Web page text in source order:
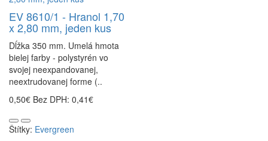
EV 8610/1 - Hranol 1,70
x 2,80 mm, jeden kus
Dĺžka 350 mm. Umelá hmota
bielej farby - polystyrén vo
svojej neexpandovanej,
neextrudovanej forme (..
0,50€ Bez DPH: 0,41€
Štítky: Evergreen